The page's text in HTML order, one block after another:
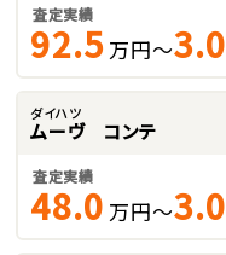
査定実績
92.5 万円～3.0
ダイハツ
ムーヴ コンテ
査定実績
48.0 万円～3.0